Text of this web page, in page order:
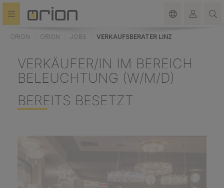
content
ORION ORION JOBS VERKAUFSBERATER LINZ
VERKÄUFER/IN IM BEREICH
BELEUCHTUNG (W/M/D)
BEREITS BESETZT